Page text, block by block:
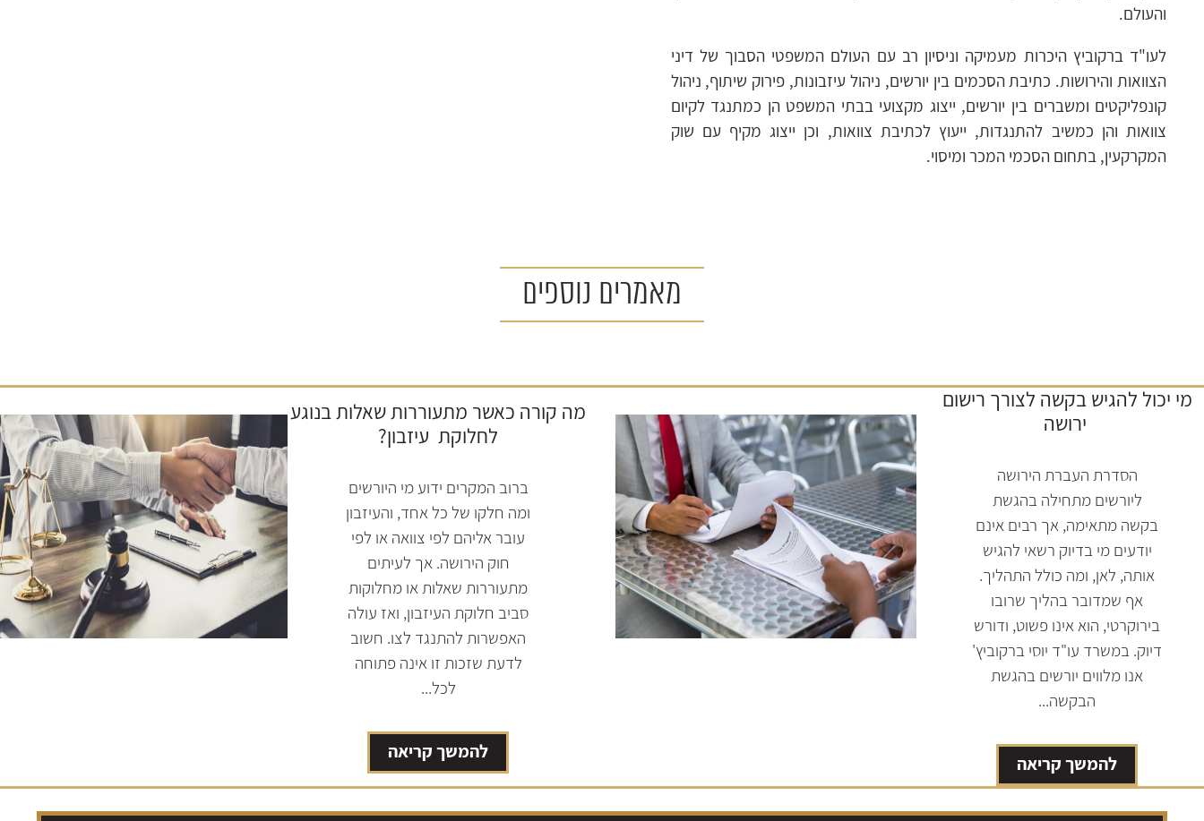
והעולם.
לעו"ד ברקוביץ היכרות מעמיקה וניסיון רב עם העולם המשפטי הסבוך של דיני
הצוואות והירושות. כתיבת הסכמים בין יורשים, ניהול עיזבונות, פירוק שיתוף, ניהול
קונפליקטים ומשברים בין יורשים, ייצוג מקצועי בבתי המשפט הן כמתנגד לקיום
צוואות והן כמשיב להתנגדות, ייעוץ לכתיבת צוואות, וכן ייצוג מקיף עם שוק
המקרקעין, בתחום הסכמי המכר ומיסוי.
מאמרים נוספים
מי יכול להגיש בקשה לצורך רישום
ירושה
הסדרת העברת הירושה
ליורשים מתחילה בהגשת
בקשה מתאימה, אך רבים אינם
יודעים מי בדיוק רשאי להגיש
אותה, לאן, ומה כולל התהליך.
אף שמדובר בהליך שרובו
בירוקרטי, הוא אינו פשוט, ודורש
דיוק. במשרד עו"ד יוסי ברקוביץ'
אנו מלווים יורשים בהגשת
הבקשה...
להמשך קריאה
מה קורה כאשר מתעוררות שאלות בנוגע
לחלוקת עיזבון?
ברוב המקרים ידוע מי היורשים
ומה חלקו של כל אחד, והעיזבון
עובר אליהם לפי צוואה או לפי
חוק הירושה. אך לעיתים
מתעוררות שאלות או מחלוקות
סביב חלוקת העיזבון, ואז עולה
האפשרות להתנגד לצו. חשוב
לדעת שזכות זו אינה פתוחה
לכל...
להמשך קריאה